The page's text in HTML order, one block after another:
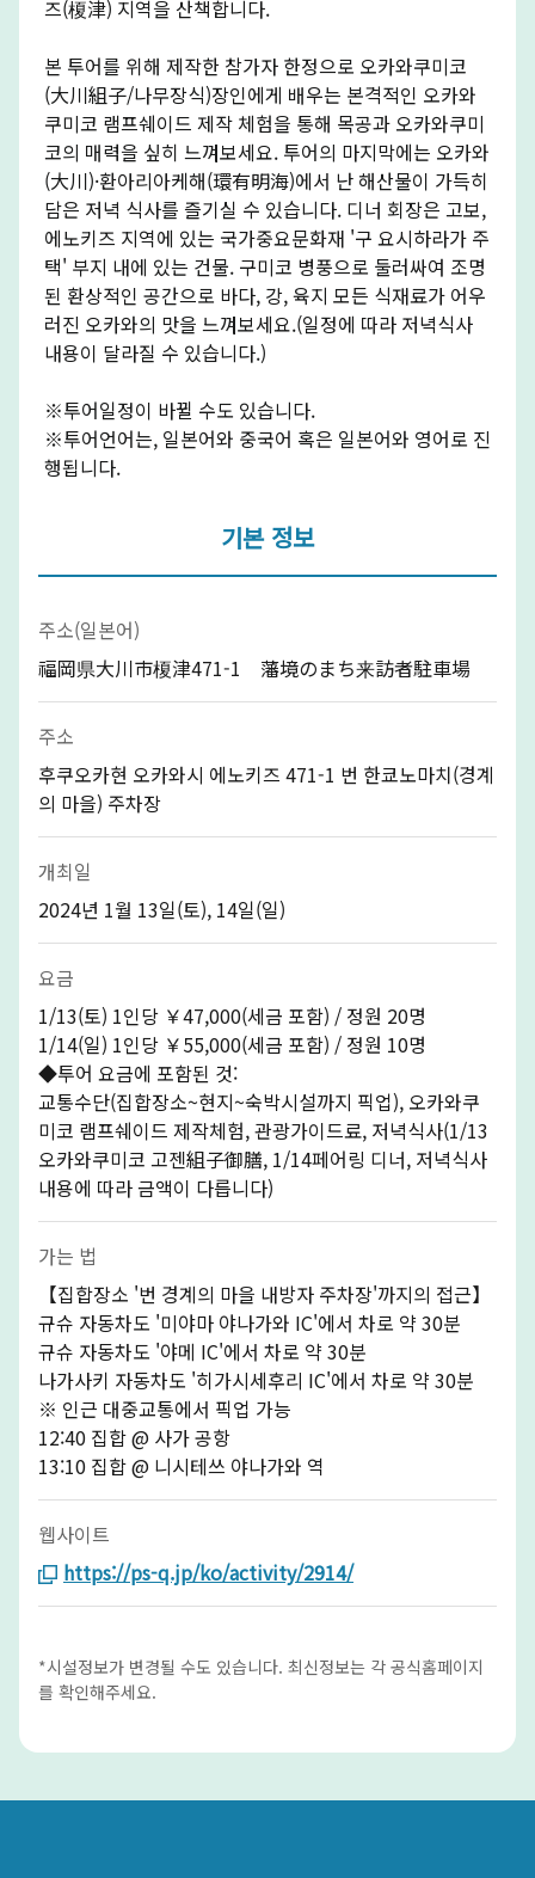
즈(榎津) 지역을 산책합니다.
본 투어를 위해 제작한 참가자 한정으로 오카와쿠미코
(大川組子/나무장식)장인에게 배우는 본격적인 오카와
쿠미코 램프쉐이드 제작 체험을 통해 목공과 오카와쿠미
코의 매력을 싶히 느껴보세요. 투어의 마지막에는 오카와
(大川)·환아리아케해(環有明海)에서 난 해산물이 가득히
담은 저녁 식사를 즐기실 수 있습니다. 디너 회장은 고보,
에노키즈 지역에 있는 국가중요문화재 '구 요시하라가 주
택' 부지 내에 있는 건물. 구미코 병풍으로 둘러싸여 조명
된 환상적인 공간으로 바다, 강, 육지 모든 식재료가 어우
러진 오카와의 맛을 느껴보세요.(일정에 따라 저녁식사
내용이 달라질 수 있습니다.)
※투어일정이 바뀔 수도 있습니다.
※투어언어는, 일본어와 중국어 혹은 일본어와 영어로 진
행됩니다.
기본 정보
주소(일본어)
福岡県大川市榎津471-1 藩境のまち来訪者駐車場
주소
후쿠오카현 오카와시 에노키즈 471-1 번 한쿄노마치(경계
의 마을) 주차장
개최일
2024년 1월 13일(토), 14일(일)
요금
1/13(토) 1인당 ￥47,000(세금 포함) / 정원 20명
1/14(일) 1인당 ￥55,000(세금 포함) / 정원 10명
◆투어 요금에 포함된 것:
교통수단(집합장소~현지~숙박시설까지 픽업), 오카와쿠
미코 램프쉐이드 제작체험, 관광가이드료, 저녁식사(1/13
오카와쿠미코 고젠組子御膳, 1/14페어링 디너, 저녁식사
내용에 따라 금액이 다릅니다)
가는 법
【집합장소 '번 경계의 마을 내방자 주차장'까지의 접근】
규슈 자동차도 '미야마 야나가와 IC'에서 차로 약 30분
규슈 자동차도 '야메 IC'에서 차로 약 30분
나가사키 자동차도 '히가시세후리 IC'에서 차로 약 30분
※ 인근 대중교통에서 픽업 가능
12:40 집합 @ 사가 공항
13:10 집합 @ 니시테쓰 야나가와 역
웹사이트
https://ps-q.jp/ko/activity/2914/
*시설정보가 변경될 수도 있습니다. 최신정보는 각 공식홈페이지
를 확인해주세요.